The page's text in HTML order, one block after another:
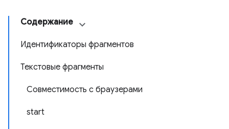
Содержание
Идентификаторы фрагментов
Текстовые фрагменты
Совместимость с браузерами
start